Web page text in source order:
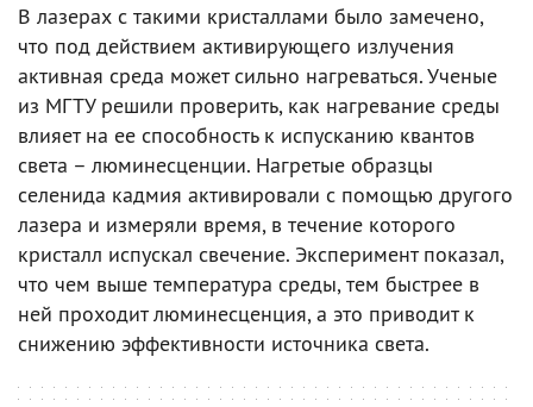
В лазерах с такими кристаллами было замечено,
что под действием активирующего излучения
активная среда может сильно нагреваться. Ученые
из МГТУ решили проверить, как нагревание среды
влияет на ее способность к испусканию квантов
света – люминесценции. Нагретые образцы
селенида кадмия активировали с помощью другого
лазера и измеряли время, в течение которого
кристалл испускал свечение. Эксперимент показал,
что чем выше температура среды, тем быстрее в
ней проходит люминесценция, а это приводит к
снижению эффективности источника света.